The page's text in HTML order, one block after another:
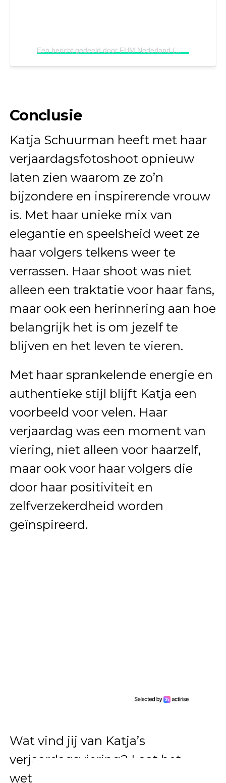
Een bericht gedeeld door FHM Nederland (@fhm_nederland)
Conclusie
Katja Schuurman heeft met haar
verjaardagsfotoshoot opnieuw
laten zien waarom ze zo’n
bijzondere en inspirerende vrouw
is. Met haar unieke mix van
elegantie en speelsheid weet ze
haar volgers telkens weer te
verrassen. Haar shoot was niet
alleen een traktatie voor haar fans,
maar ook een herinnering aan hoe
belangrijk het is om jezelf te
blijven en het leven te vieren.
Met haar sprankelende energie en
authentieke stijl blijft Katja een
voorbeeld voor velen. Haar
verjaardag was een moment van
viering, niet alleen voor haarzelf,
maar ook voor haar volgers die
door haar positiviteit en
zelfverzekerdheid worden
geïnspireerd.
Wat vind jij van Katja’s
verjaardagsviering? Laat het
weten in de reacties op onze